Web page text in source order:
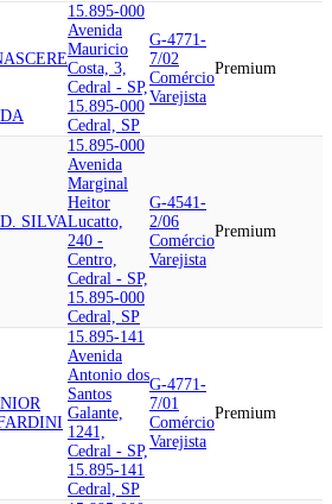
15.895-000
Avenida
Mauricio
Costa, 3,
Cedral - SP,
15.895-000
Cedral, SP
G-4771-
7/02
Comércio
Varejista
Premium
SILVA
15.895-000
Avenida
Marginal
Heitor
Lucatto,
240 -
Centro,
Cedral - SP,
15.895-000
Cedral, SP
G-4541-
2/06
Comércio
Varejista
Premium
15.895-141
Avenida
Antonio dos
Santos
Galante,
1241,
Cedral - SP,
15.895-141
Cedral, SP
G-4771-
7/01
Comércio
Varejista
Premium